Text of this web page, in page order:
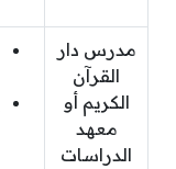
مدرس دار
القرآن
الكريم أو
معهد
الدراسات